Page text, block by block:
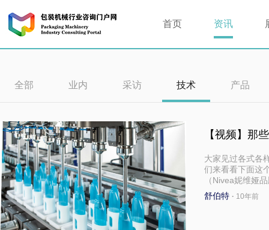
首页 资讯
全部 业内 采访 技术 产品
【视频】那
大家见过各式各
们来看看下面这
（Nivea妮维娅
舒伯特 · 10年前